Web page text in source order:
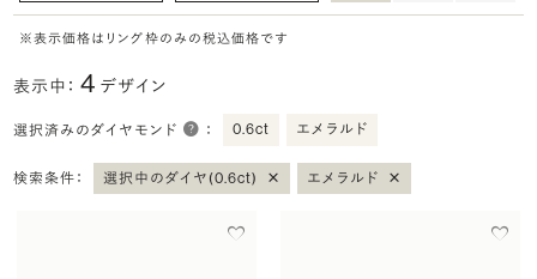
※表示価格はリング枠のみの税込価格です
表示中：4 デザイン
選択済みのダイヤモンド ： 0.6ct エメラルド
検索条件： 選択中のダイヤ(0.6ct) × エメラルド ×